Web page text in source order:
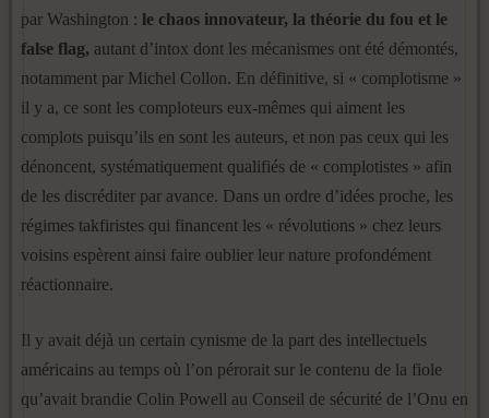
par Washington : le chaos innovateur, la théorie du fou et le
false flag, autant d’intox dont les mécanismes ont été démontés,
notamment par Michel Collon. En définitive, si « complotisme »
il y a, ce sont les comploteurs eux-mêmes qui aiment les
complots puisqu’ils en sont les auteurs, et non pas ceux qui les
dénoncent, systématiquement qualifiés de « complotistes » afin
de les discréditer par avance. Dans un ordre d’idées proche, les
régimes takfiristes qui financent les « révolutions » chez leurs
voisins espèrent ainsi faire oublier leur nature profondément
réactionnaire.
Il y avait déjà un certain cynisme de la part des intellectuels
américains au temps où l’on pérorait sur le contenu de la fiole
qu’avait brandie Colin Powell au Conseil de sécurité de l’Onu en